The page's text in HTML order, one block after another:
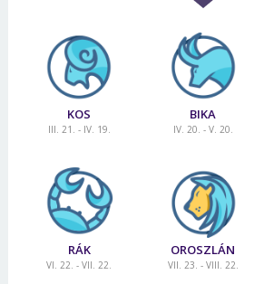
KOS
III. 21. - IV. 19.
BIKA
IV. 20. - V. 20.
RÁK
VI. 22. - VII. 22.
OROSZLÁN
VII. 23. - VIII. 22.